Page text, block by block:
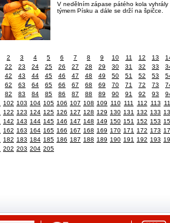
V nedělním zápase pátého kola vyhrály
týmem Písku a dále se drží na špičce.
2 3 4 5 6 7 8 9 10 11 12 13
22 23 24 25 26 27 28 29 30 31 32 33
42 43 44 45 46 47 48 49 50 51 52 53
62 63 64 65 66 67 68 69 70 71 72 73
82 83 84 85 86 87 88 89 90 91 92 93
102 103 104 105 106 107 108 109 110 111 112 113
122 123 124 125 126 127 128 129 130 131 132 133
142 143 144 145 146 147 148 149 150 151 152 153
162 163 164 165 166 167 168 169 170 171 172 173
182 183 184 185 186 187 188 189 190 191 192 193
202 203 204 205